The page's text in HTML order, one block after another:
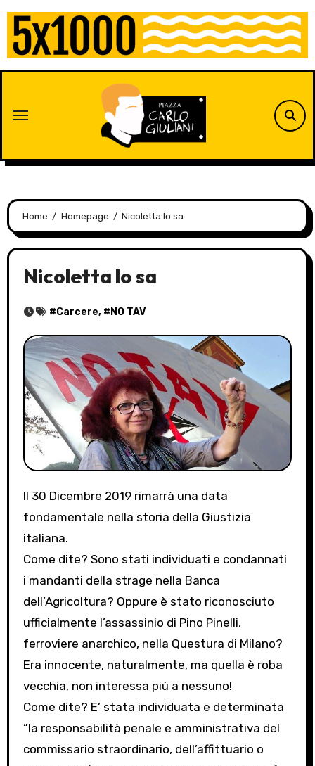
Skip
content
Home Homepage Nicoletta lo sa
Nicoletta lo sa
#Carcere, # NO TAV
Il 30 Dicembre 2019 rimarrà una data
fondamentale nella storia della Giustizia
italiana.
Come dite? Sono stati individuati e condannati
i mandanti della strage nella Banca
dell’Agricoltura? Oppure è stato riconosciuto
ufficialmente l’assassinio di Pino Pinelli,
ferroviere anarchico, nella Questura di Milano?
Era innocente, naturalmente, ma quella è roba
vecchia, non interessa più a nessuno!
Come dite? E’ stata individuata e determinata
“la responsabilità penale e amministrativa del
commissario straordinario, dell’affittuario o